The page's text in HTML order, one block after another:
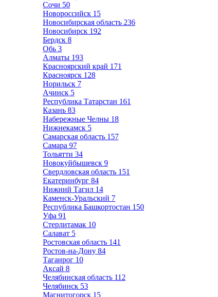
Сочи 50
Новороссийск 15
Новосибирская область 236
Новосибирск 192
Бердск 8
Обь 3
Алматы 193
Красноярский край 171
Красноярск 128
Норильск 7
Ачинск 5
Республика Татарстан 161
Казань 83
Набережные Челны 18
Нижнекамск 5
Самарская область 157
Самара 97
Тольятти 34
Новокуйбышевск 9
Свердловская область 151
Екатеринбург 84
Нижний Тагил 14
Каменск-Уральский 7
Республика Башкортостан 150
Уфа 91
Стерлитамак 10
Салават 5
Ростовская область 141
Ростов-на-Дону 84
Таганрог 10
Аксай 8
Челябинская область 112
Челябинск 53
Магнитогорск 15